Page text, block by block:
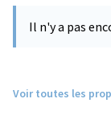
Il n'y a pas
Voir toutes les